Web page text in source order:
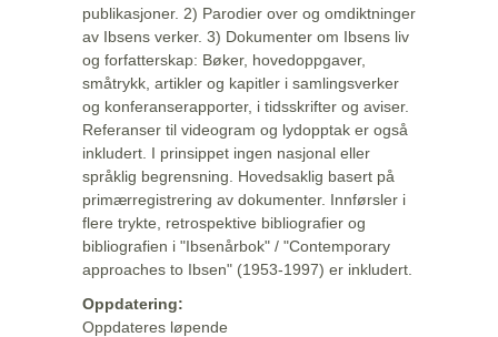
publikasjoner. 2) Parodier over og omdiktninger
av Ibsens verker. 3) Dokumenter om Ibsens liv
og forfatterskap: Bøker, hovedoppgaver,
småtrykk, artikler og kapitler i samlingsverker
og konferanserapporter, i tidsskrifter og aviser.
Referanser til videogram og lydopptak er også
inkludert. I prinsippet ingen nasjonal eller
språklig begrensning. Hovedsaklig basert på
primærregistrering av dokumenter. Innførsler i
flere trykte, retrospektive bibliografier og
bibliografien i "Ibsenårbok" / "Contemporary
approaches to Ibsen" (1953-1997) er inkludert.
Oppdatering:
Oppdateres løpende